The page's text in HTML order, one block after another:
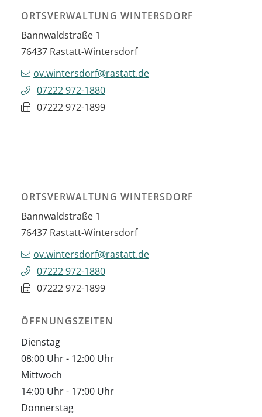
ORTSVERWALTUNG WINTERSDORF
Bannwaldstraße 1
76437 Rastatt-Wintersdorf
ov.wintersdorf@rastatt.de
07222 972-1880
07222 972-1899
ORTSVERWALTUNG WINTERSDORF
Bannwaldstraße 1
76437 Rastatt-Wintersdorf
ov.wintersdorf@rastatt.de
07222 972-1880
07222 972-1899
ÖFFNUNGSZEITEN
Dienstag
08:00 Uhr- 12:00 Uhr
Mittwoch
14:00 Uhr- 17:00 Uhr
Donnerstag